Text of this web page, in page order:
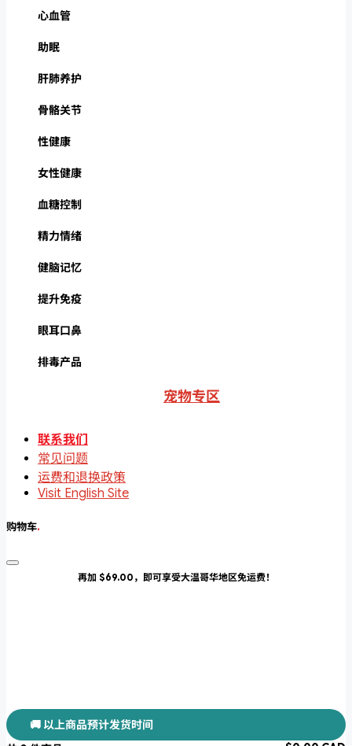
心血管
助眠
肝肺养护
骨骼关节
性健康
女性健康
血糖控制
精力情绪
健脑记忆
提升免疫
眼耳口鼻
排毒产品
宠物专区
联系我们
常见问题
运费和退换政策
Visit English Site
购物车.
再加 $69.00，即可享受大温哥华地区免运费！
🚚 以上商品预计发货时间